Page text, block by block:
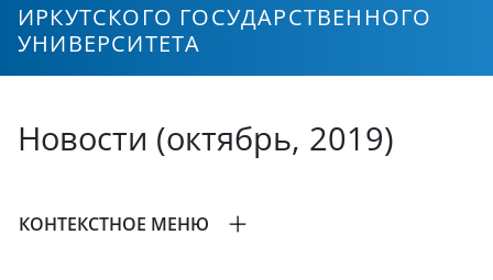
ИРКУТСКОГО ГОСУДАРСТВЕННОГО
УНИВЕРСИТЕТА
Новости (октябрь, 2019)
КОНТЕКСТНОЕ МЕНЮ